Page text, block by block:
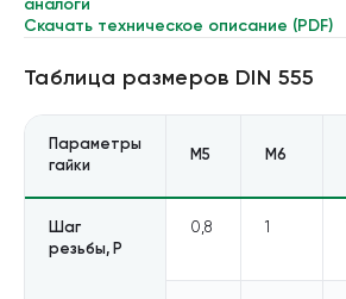
аналоги
Скачать техническое описание (PDF)
Таблица размеров DIN 555
Параметры
гайки
М5 M6
Шаг
резьбы, P
0,8 1